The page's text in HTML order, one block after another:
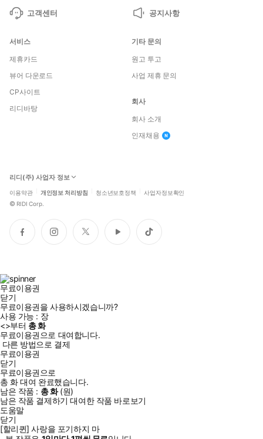
고객센터 공지사항
서비스
제휴카드
뷰어 다운로드
CP사이트
리디바탕
기타 문의
원고 투고
사업 제휴 문의
회사
회사 소개
인재채용
리디(주) 사업자 정보
이용약관 개인정보 처리방침 청소년보호정책 사업자정보확인
© RIDI Corp.
페
이
인
스
트
위
유
튜
틱
톡
무료이용권
닫기
무료이용권을 사용하시겠습니까?
사용 가능 : 장
<>부터 총화
무료이용권으로 대여합니다.
다른 방법으로 결제
무료이용권
닫기
무료이용권으로
총 화대여 완료했습니다.
남은 작품 : 총화(원)
남은 작품 결제하기 대여한 작품 바로보기
도움말
닫기
[할리퀸] 사랑을 포기하지 마